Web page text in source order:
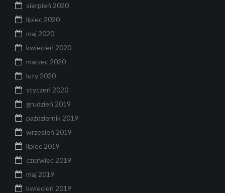
sierpień 2020
lipiec 2020
maj 2020
kwiecień 2020
marzec 2020
luty 2020
styczeń 2020
grudzień 2019
październik 2019
wrzesień 2019
lipiec 2019
czerwiec 2019
maj 2019
kwiecień 2019